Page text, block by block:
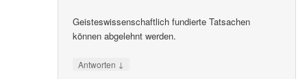
Geisteswissenschaftlich fundierte Tatsachen
können abgelehnt werden.
Antworten ↓